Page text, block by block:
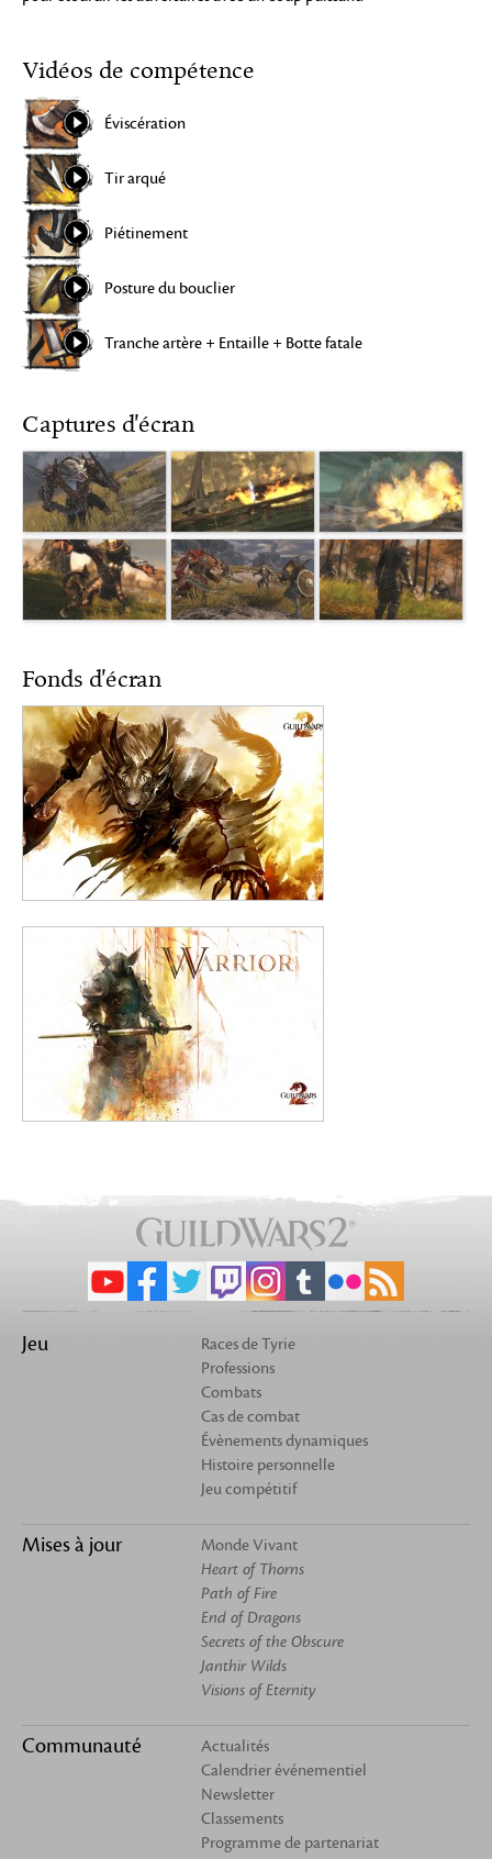
Vidéos de compétence
Éviscération
Tir arqué
Piétinement
Posture du bouclier
Tranche artère + Entaille + Botte fatale
Captures d'écran
Fonds d'écran
Jeu
Races de Tyrie
Professions
Combats
Cas de combat
Évènements dynamiques
Histoire personnelle
Jeu compétitif
Mises à jour
Monde Vivant
Heart of Thorns
Path of Fire
End of Dragons
Secrets of the Obscure
Janthir Wilds
Visions of Eternity
Communauté
Actualités
Calendrier événementiel
Newsletter
Classements
Programme de partenariat